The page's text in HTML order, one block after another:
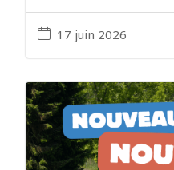
17 juin 2026